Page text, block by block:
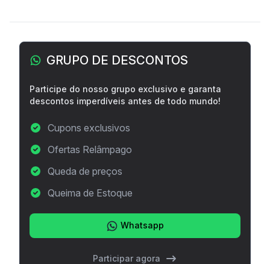
Barra lateral
GRUPO DE DESCONTOS
Participe do nosso grupo exclusivo e garanta
descontos imperdíveis antes de todo mundo!
Cupons exclusivos
Ofertas Relâmpago
Queda de preços
Queima de Estoque
Whatsapp
Participar agora